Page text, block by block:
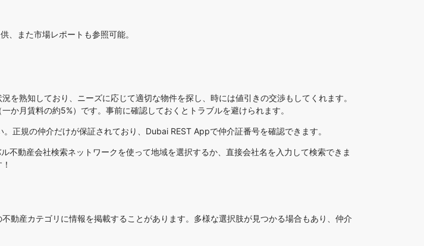
また市場レポートも参照可能。
熟知しており、ニーズに応じて適切な物件を探し、時には値引きの交渉もしてくれます。
月賃料の約5%）です。事前に確認しておくとトラブルを避けられます。
正規の仲介だけが保証されており、Dubai REST Appで仲介証番号を確認できます。
不動産会社検索ネットワークを使って地域を選択するか、直接会社名を入力して検索できま
動産カテゴリに情報を掲載することがあります。多様な選択肢が見つかる場合もあり、仲介